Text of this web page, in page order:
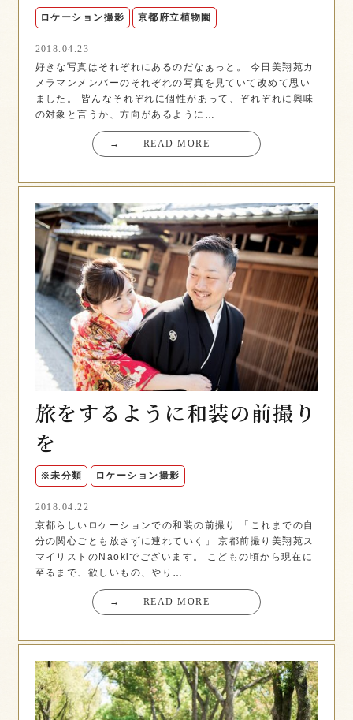
ロケーション撮影 京都府立植物園
2018.04.23
好きな写真はそれぞれにあるのだなぁっと。 今日美翔苑カ
メラマンメンバーのそれぞれの写真を見ていて改めて思い
ました。 皆んなそれぞれに個性があって、ぞれぞれに興味
の対象と言うか、方向があるように…
→ READ MORE
旅をするように和装の前撮り
を
※未分類 ロケーション撮影
2018.04.22
京都らしいロケーションでの和装の前撮り 「これまでの自
分の関心ごとも放さずに連れていく」 京都前撮り美翔苑ス
マイリストのNaokiでございます。 こどもの頃から現在に
至るまで、欲しいもの、やり…
→ READ MORE